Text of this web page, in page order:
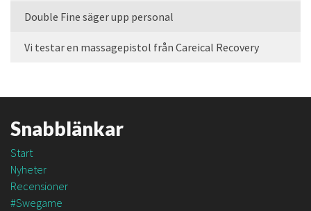
Double Fine säger upp personal
Vi testar en massagepistol från Careical Recovery
Snabblänkar
Start
Nyheter
Recensioner
#Swegame